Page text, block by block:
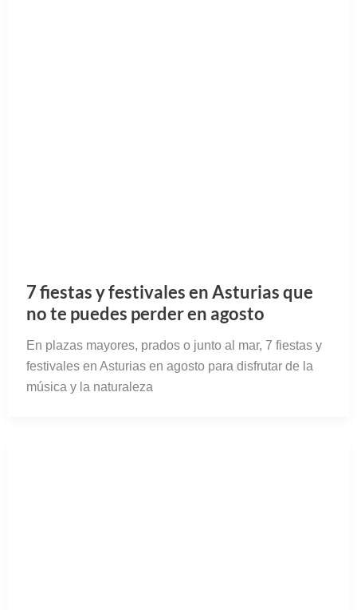
7 fiestas y festivales en Asturias que
no te puedes perder en agosto
En plazas mayores, prados o junto al mar, 7 fiestas y
festivales en Asturias en agosto para disfrutar de la
música y la naturaleza